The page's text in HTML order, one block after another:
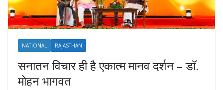
NATIONAL RAJASTHAN
सनातन विचार ही है एकात्म मानव दर्शन – डॉ.
मोहन भागवत